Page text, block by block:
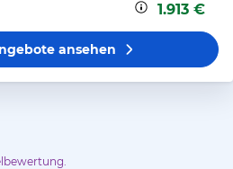
1.913 €
ansehen